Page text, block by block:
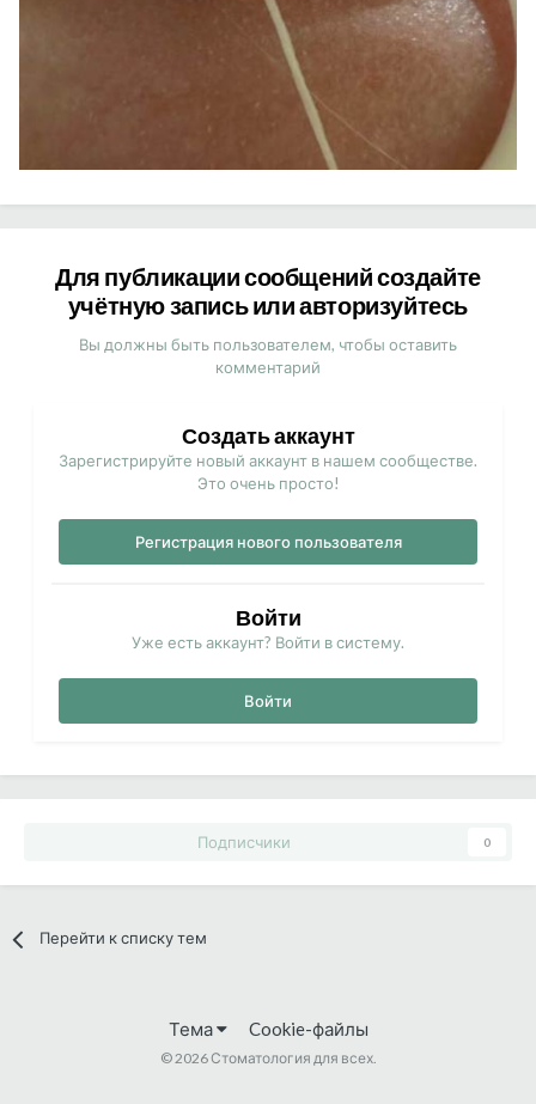
Для публикации сообщений создайте
учётную запись или авторизуйтесь
Вы должны быть пользователем, чтобы оставить
комментарий
Создать аккаунт
Зарегистрируйте новый аккаунт в нашем сообществе.
Это очень просто!
Регистрация нового пользователя
Войти
Уже есть аккаунт? Войти в систему.
Войти
Подписчики 0
Перейти к списку тем
Тема Cookie-файлы
©2026 Стоматология для всех.